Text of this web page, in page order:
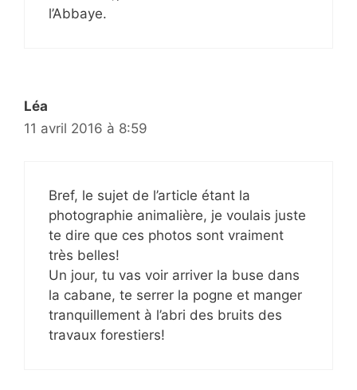
l’Abbaye.
Léa
11 avril 2016 à 8:59
Bref, le sujet de l’article étant la
photographie animalière, je voulais juste
te dire que ces photos sont vraiment
très belles!
Un jour, tu vas voir arriver la buse dans
la cabane, te serrer la pogne et manger
tranquillement à l’abri des bruits des
travaux forestiers!